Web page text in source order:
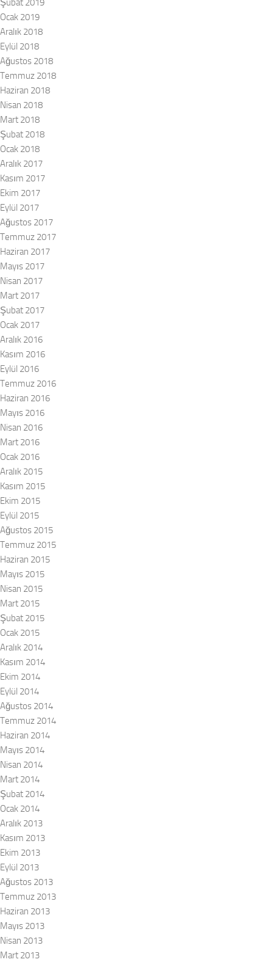
Şubat 2019
Ocak 2019
Aralık 2018
Eylül 2018
Ağustos 2018
Temmuz 2018
Haziran 2018
Nisan 2018
Mart 2018
Şubat 2018
Ocak 2018
Aralık 2017
Kasım 2017
Ekim 2017
Eylül 2017
Ağustos 2017
Temmuz 2017
Haziran 2017
Mayıs 2017
Nisan 2017
Mart 2017
Şubat 2017
Ocak 2017
Aralık 2016
Kasım 2016
Eylül 2016
Temmuz 2016
Haziran 2016
Mayıs 2016
Nisan 2016
Mart 2016
Ocak 2016
Aralık 2015
Kasım 2015
Ekim 2015
Eylül 2015
Ağustos 2015
Temmuz 2015
Haziran 2015
Mayıs 2015
Nisan 2015
Mart 2015
Şubat 2015
Ocak 2015
Aralık 2014
Kasım 2014
Ekim 2014
Eylül 2014
Ağustos 2014
Temmuz 2014
Haziran 2014
Mayıs 2014
Nisan 2014
Mart 2014
Şubat 2014
Ocak 2014
Aralık 2013
Kasım 2013
Ekim 2013
Eylül 2013
Ağustos 2013
Temmuz 2013
Haziran 2013
Mayıs 2013
Nisan 2013
Mart 2013